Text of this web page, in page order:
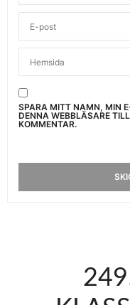
SPARA MITT NAMN, MIN
DENNA WEBBLÄSARE
KOMMENTAR.